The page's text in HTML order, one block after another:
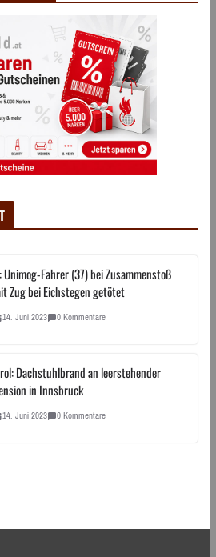
Unimog-Fahrer (37) bei Zusammenstoß
Zug bei Eichstegen getötet
14. Juni 2023 0 Kommentare
Dachstuhlbrand an leerstehender
in Innsbruck
14. Juni 2023 0 Kommentare